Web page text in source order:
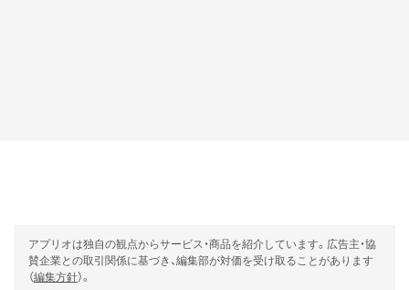
アプリオは独自の観点からサービス・商品を紹介しています。広告主・協
賛企業との取引関係に基づき、編集部が対価を受け取ることがあります
（編集方針）。